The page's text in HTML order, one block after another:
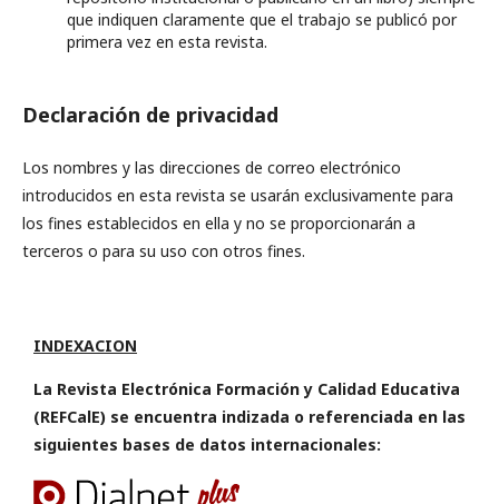
que indiquen claramente que el trabajo se publicó por
primera vez en esta revista.
Declaración de privacidad
Los nombres y las direcciones de correo electrónico
introducidos en esta revista se usarán exclusivamente para
los fines establecidos en ella y no se proporcionarán a
terceros o para su uso con otros fines.
INDEXACION
La Revista Electrónica Formación y Calidad Educativa
(REFCalE) se encuentra indizada o referenciada en las
siguientes bases de datos internacionales: